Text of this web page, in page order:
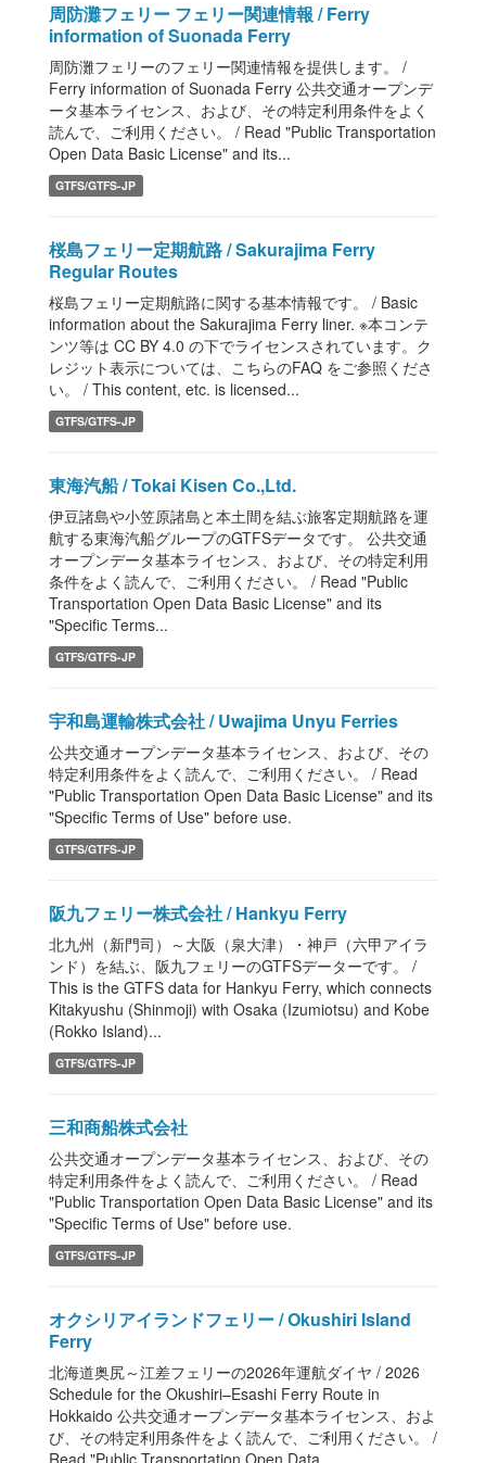
周防灘フェリー フェリー関連情報 / Ferry
information of Suonada Ferry
周防灘フェリーのフェリー関連情報を提供します。 /
Ferry information of Suonada Ferry 公共交通オープンデ
ータ基本ライセンス、および、その特定利用条件をよく
読んで、ご利用ください。 / Read "Public Transportation
Open Data Basic License" and its...
GTFS/GTFS-JP
桜島フェリー定期航路 / Sakurajima Ferry
Regular Routes
桜島フェリー定期航路に関する基本情報です。 / Basic
information about the Sakurajima Ferry liner. ※本コンテ
ンツ等は CC BY 4.0 の下でライセンスされています。ク
レジット表示については、こちらのFAQ をご参照くださ
い。 / This content, etc. is licensed...
GTFS/GTFS-JP
東海汽船 / Tokai Kisen Co.,Ltd.
伊豆諸島や小笠原諸島と本土間を結ぶ旅客定期航路を運
航する東海汽船グループのGTFSデータです。 公共交通
オープンデータ基本ライセンス、および、その特定利用
条件をよく読んで、ご利用ください。 / Read "Public
Transportation Open Data Basic License" and its
"Specific Terms...
GTFS/GTFS-JP
宇和島運輸株式会社 / Uwajima Unyu Ferries
公共交通オープンデータ基本ライセンス、および、その
特定利用条件をよく読んで、ご利用ください。 / Read
"Public Transportation Open Data Basic License" and its
"Specific Terms of Use" before use.
GTFS/GTFS-JP
阪九フェリー株式会社 / Hankyu Ferry
北九州（新門司）～大阪（泉大津）・神戸（六甲アイラ
ンド）を結ぶ、阪九フェリーのGTFSデーターです。 /
This is the GTFS data for Hankyu Ferry, which connects
Kitakyushu (Shinmoji) with Osaka (Izumiotsu) and Kobe
(Rokko Island)...
GTFS/GTFS-JP
三和商船株式会社
公共交通オープンデータ基本ライセンス、および、その
特定利用条件をよく読んで、ご利用ください。 / Read
"Public Transportation Open Data Basic License" and its
"Specific Terms of Use" before use.
GTFS/GTFS-JP
オクシリアイランドフェリー / Okushiri Island
Ferry
北海道奥尻～江差フェリーの2026年運航ダイヤ / 2026
Schedule for the Okushiri–Esashi Ferry Route in
Hokkaido 公共交通オープンデータ基本ライセンス、およ
び、その特定利用条件をよく読んで、ご利用ください。 /
Read "Public Transportation Open Data...